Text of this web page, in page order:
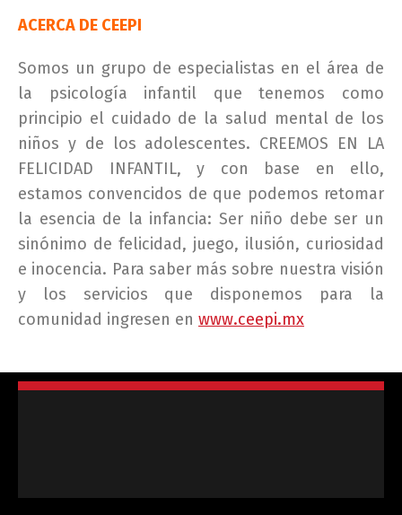
ACERCA DE CEEPI
Somos un grupo de especialistas en el área de
la psicología infantil que tenemos como
principio el cuidado de la salud mental de los
niños y de los adolescentes. CREEMOS EN LA
FELICIDAD INFANTIL, y con base en ello,
estamos convencidos de que podemos retomar
la esencia de la infancia: Ser niño debe ser un
sinónimo de felicidad, juego, ilusión, curiosidad
e inocencia. Para saber más sobre nuestra visión
y los servicios que disponemos para la
comunidad ingresen en www.ceepi.mx